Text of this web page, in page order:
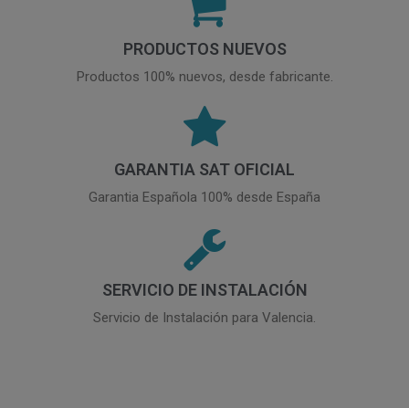
PRODUCTOS NUEVOS
Productos 100% nuevos, desde fabricante.
GARANTIA SAT OFICIAL
Garantia Española 100% desde España
SERVICIO DE INSTALACIÓN
Servicio de Instalación para Valencia.